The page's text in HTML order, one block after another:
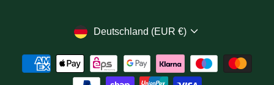
Währung
Deutschland (EUR €)